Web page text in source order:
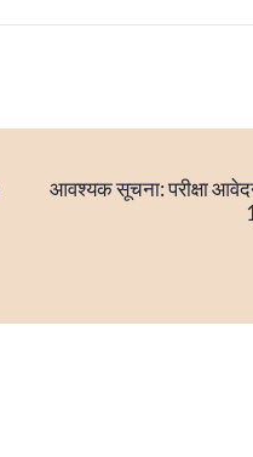
आवश्यक सूचना: परीक्षा